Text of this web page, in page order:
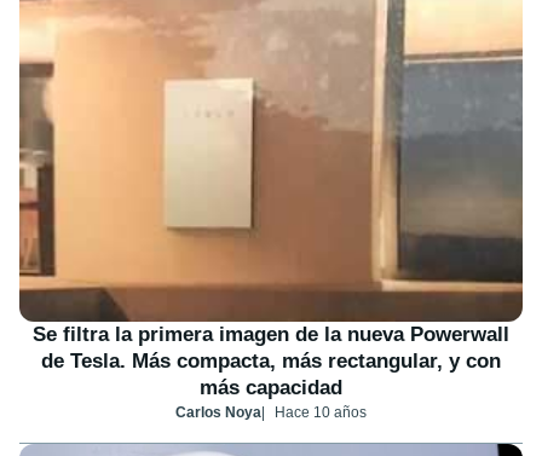
Se filtra la primera imagen de la nueva Powerwall
de Tesla. Más compacta, más rectangular, y con
más capacidad
Carlos Noya Hace 10 años